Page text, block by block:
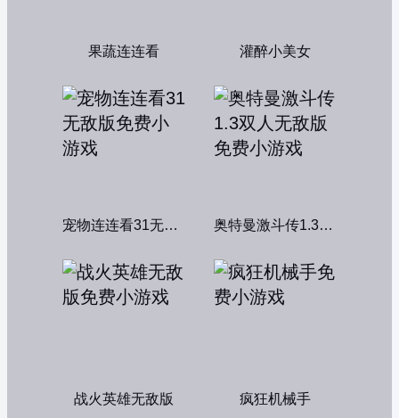
果蔬连连看 灌醉小美女
宠物连连看31无敌版 奥特曼激斗传1.3双人无敌版
战火英雄无敌版 疯狂机械手